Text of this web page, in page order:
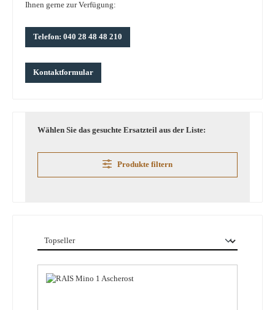
Ihnen gerne zur Verfügung:
Telefon: 040 28 48 48 210
Kontaktformular
Wählen Sie das gesuchte Ersatzteil aus der Liste:
Produkte filtern